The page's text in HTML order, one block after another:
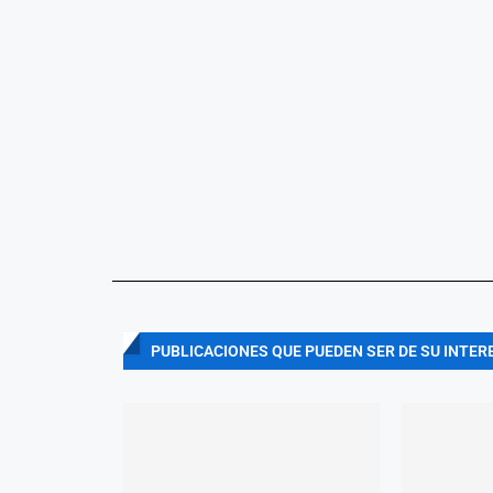
PUBLICACIONES QUE PUEDEN SER DE SU